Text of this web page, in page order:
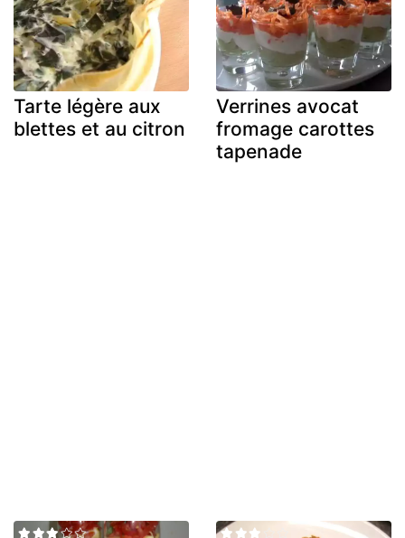
Tarte légère aux
blettes et au citron
Verrines avocat
fromage carottes
tapenade